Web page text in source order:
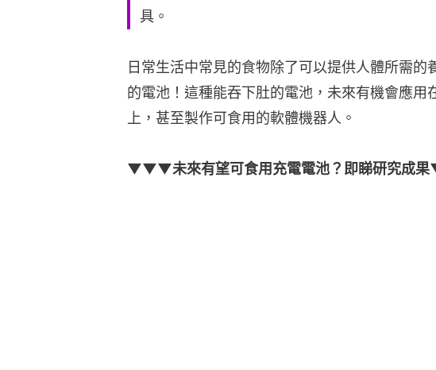
具。
日常生活中常見的食物除了可以提供人體所需的
的電池！這種能吞下肚的電池，未來有機會應用
上，甚至製作可食用的軟體機器人。
▼▼▼未來有望可食用充電電池？即睇研究成